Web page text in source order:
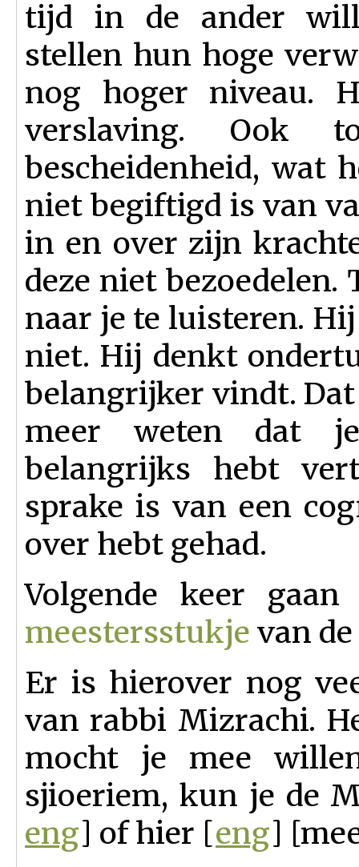
tijd in de ander
stellen hun hoge
nog hoger niveau.
verslaving. Ook
bescheidenheid, wat
niet begiftigd is van
in en over zijn
deze niet
naar je te luisteren.
niet. Hij denkt
belangrijker vindt.
meer weten dat
belangrijks hebt
sprake is van een
over hebt gehad.
Volgende keer
meestersstukje van
Er is hierover nog
van rabbi Mizrachi.
mocht je mee
sjioeriem, kun je de
eng] of hier [eng]